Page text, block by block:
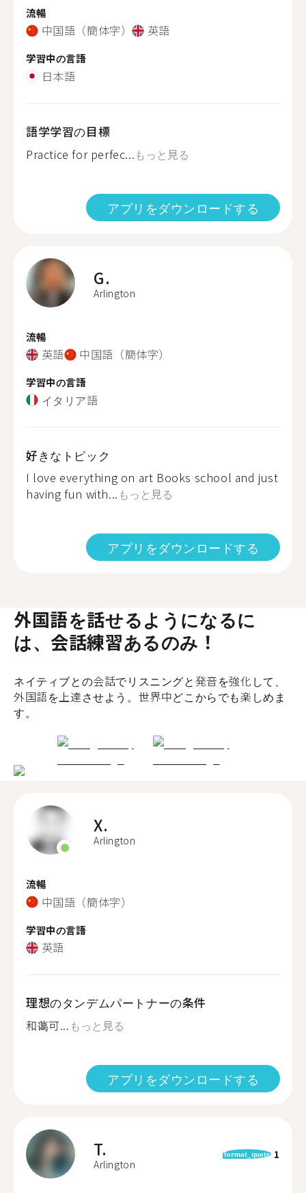
流暢
中国語（簡体字） 英語
学習中の言語
日本語
語学学習の目標
Practice for perfec...もっと見る
アプリをダウンロードする
G.
Arlington
流暢
英語 中国語（簡体字）
学習中の言語
イタリア語
好きなトピック
I love everything on art Books school and just
having fun with... もっと見る
アプリをダウンロードする
外国語を話せるようになるに
は、会話練習あるのみ！
ネイティブとの会話でリスニングと発音を強化して、
外国語を上達させよう。世界中どこからでも楽しめま
す。
X.
Arlington
流暢
中国語（簡体字）
学習中の言語
英語
理想のタンデムパートナーの条件
和蔼可... もっと見る
アプリをダウンロードする
T.
Arlington
format_quote 1